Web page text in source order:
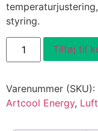
styring.
LG
ARTCOOL
4
Luft/Luft
antal
Tilføj til
Varenummer (SKU):
Artcool Energy,